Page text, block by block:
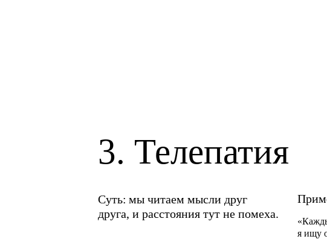
3. Телепатия
Суть: мы читаем мысли друг
друга, и расстояния тут не помеха.
я ищу